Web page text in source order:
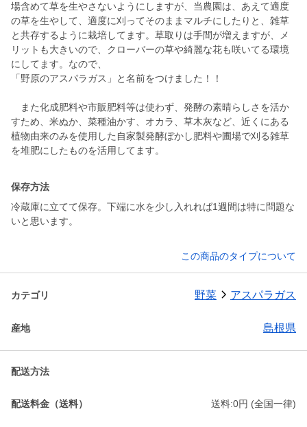
場含めて草を生やさないようにしますが、当農園は、あえて適度
の草を生やして、適度に刈ってそのままマルチにしたりと、雑草
と共存するように栽培してます。草取りは手間が増えますが、メ
リットも大きいので、クローバーの草や綺麗な花も咲いてる環境
にしてます。なので、
「野原のアスパラガス」と名前をつけました！！
また化成肥料や市販肥料等は使わず、発酵の素晴らしさを活か
すため、米ぬか、菜種油かす、オカラ、草木灰など、近くにある
植物由来のみを使用した自家製発酵ぼかし肥料や圃場で刈る雑草
を堆肥にしたものを活用してます。
保存方法
冷蔵庫に立てて保存。下端に水を少し入れれば1週間は特に問題な
いと思います。
この商品のタイプについて
カテゴリ 野菜 アスパラガス
産地 島根県
配送方法
配送料金（送料） 送料:0円 (全国一律)